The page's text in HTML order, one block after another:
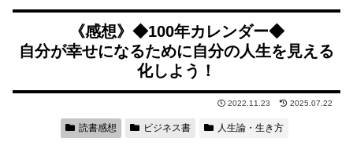
《感想》◆100年カレンダー◆
自分が幸せになるために自分の人生を見える
化しよう！
2022.11.23 2025.07.22
読書感想 ビジネス書 人生論・生き方